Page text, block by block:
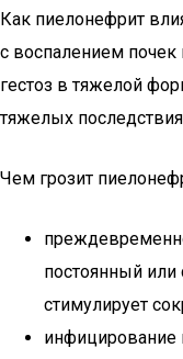
Как пиелонефрит
с воспалением почек
гестоз в тяжелой
тяжелых
Чем грозит
постоянный
стимулирует
инфицирование